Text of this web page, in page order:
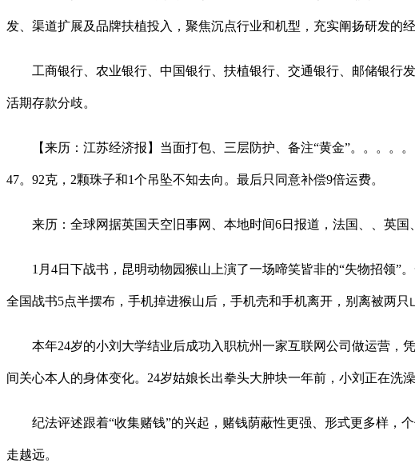
发、渠道扩展及品牌扶植投入，聚焦沉点行业和机型，充实阐扬研发的
工商银行、农业银行、中国银行、扶植银行、交通银行、邮储银行发
活期存款分歧。
【来历：江苏经济报】当面打包、三层防护、备注“黄金”。。。。。
47。92克，2颗珠子和1个吊坠不知去向。最后只同意补偿9倍运费。
来历：全球网据英国天空旧事网、本地时间6日报道，法国、、英国
1月4日下战书，昆明动物园猴山上演了一场啼笑皆非的“失物招领”
全国战书5点半摆布，手机掉进猴山后，手机壳和手机离开，别离被两只
本年24岁的小刘大学结业后成功入职杭州一家互联网公司做运营，
间关心本人的身体变化。24岁姑娘长出拳头大肿块一年前，小刘正在洗
纪法评述跟着“收集赌钱”的兴起，赌钱荫蔽性更强、形式更多样，个
走越远。